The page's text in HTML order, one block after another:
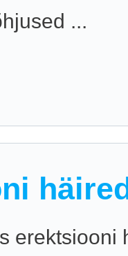
...
erektsiooni